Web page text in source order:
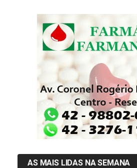
AS MAIS LIDAS NA SEMANA